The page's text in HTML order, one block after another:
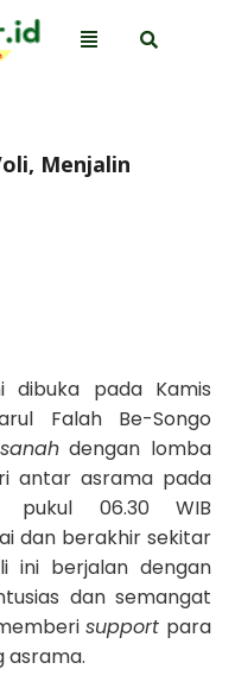
Menjalin
dibuka pada Kamis
Falah Be-Songo
dengan lomba
antar asrama pada
06.30 WIB
dan berakhir sekitar
ini berjalan dengan
dan semangat
support para
asrama.